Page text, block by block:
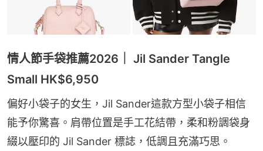
情人節手袋推薦2026｜ Jil Sander Tangle
Small HK$6,950
偏好小袋子的女生，Jil Sander這款方型小袋子相信
能予你驚喜。肩帶位置是手工花結帶，柔和粉調袋身
綴以壓印的 Jil Sander 標誌，低調且充滿巧思。